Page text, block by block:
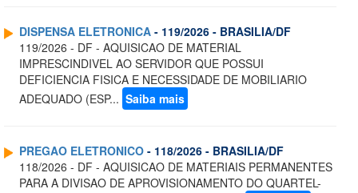
DISPENSA ELETRONICA - 119/2026 - BRASILIA/DF
119/2026 - DF - AQUISICAO DE MATERIAL
IMPRESCINDIVEL AO SERVIDOR QUE POSSUI
DEFICIENCIA FISICA E NECESSIDADE DE MOBILIARIO
ADEQUADO (ESP... Saiba mais
PREGAO ELETRONICO - 118/2026 - BRASILIA/DF
118/2026 - DF - AQUISICAO DE MATERIAIS PERMANENTES
PARA A DIVISAO DE APROVISIONAMENTO DO QUARTEL-